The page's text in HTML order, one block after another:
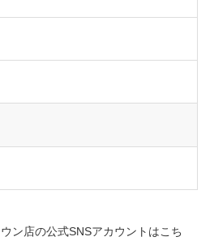
ン店の公式SNSアカウントはこち